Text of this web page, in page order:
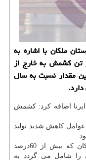
ملكان با اشاره به
امسال بیش از 35 هزار تن كشمش به خارج از
مقدار نسبت به سال
اضافه كرد: كشمش
كاهش شدید تولید
بیش از 60درصد
را شامل می گردد به